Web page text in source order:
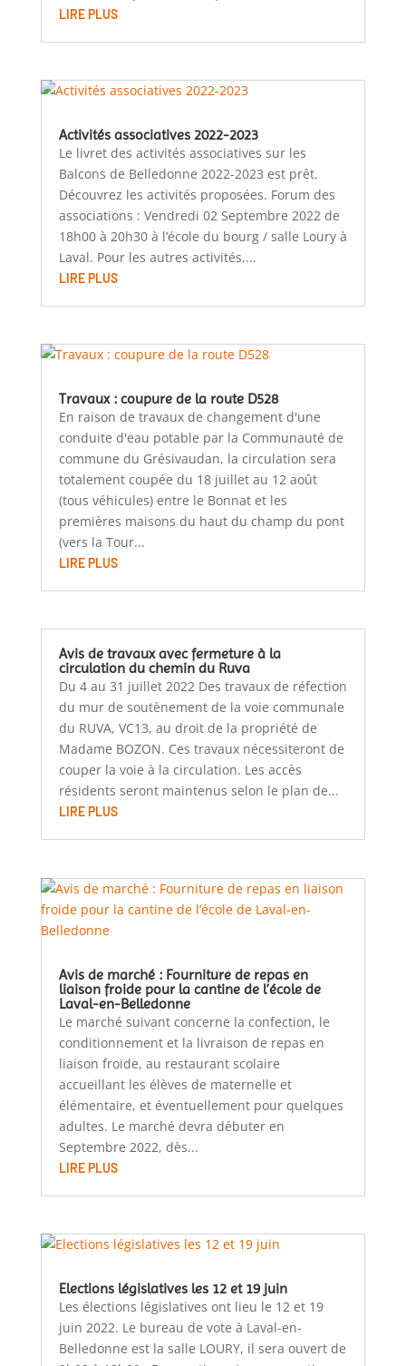
LIRE PLUS
Activités associatives 2022-2023
Le livret des activités associatives sur les
Balcons de Belledonne 2022-2023 est prêt.
Découvrez les activités proposées. Forum des
associations : Vendredi 02 Septembre 2022 de
18h00 à 20h30 à l’école du bourg / salle Loury à
Laval. Pour les autres activités,...
LIRE PLUS
Travaux : coupure de la route D528
En raison de travaux de changement d'une
conduite d'eau potable par la Communauté de
commune du Grésivaudan, la circulation sera
totalement coupée du 18 juillet au 12 août
(tous véhicules) entre le Bonnat et les
premières maisons du haut du champ du pont
(vers la Tour...
LIRE PLUS
Avis de travaux avec fermeture à la
circulation du chemin du Ruva
Du 4 au 31 juillet 2022 Des travaux de réfection
du mur de soutènement de la voie communale
du RUVA, VC13, au droit de la propriété de
Madame BOZON. Ces travaux nécessiteront de
couper la voie à la circulation. Les accès
résidents seront maintenus selon le plan de...
LIRE PLUS
Avis de marché : Fourniture de repas en
liaison froide pour la cantine de l’école de
Laval-en-Belledonne
Le marché suivant concerne la confection, le
conditionnement et la livraison de repas en
liaison froide, au restaurant scolaire
accueillant les élèves de maternelle et
élémentaire, et éventuellement pour quelques
adultes. Le marché devra débuter en
Septembre 2022, dès...
LIRE PLUS
Elections législatives les 12 et 19 juin
Les élections législatives ont lieu le 12 et 19
juin 2022. Le bureau de vote à Laval-en-
Belledonne est la salle LOURY, il sera ouvert de